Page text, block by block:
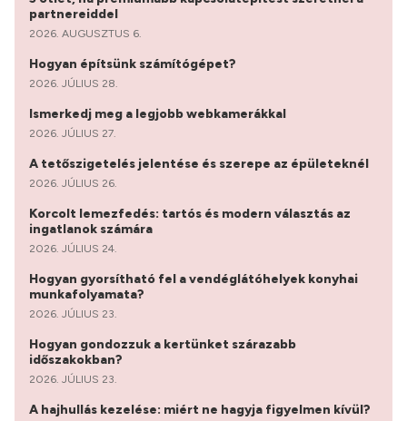
partnereiddel
2026. AUGUSZTUS 6.
Hogyan építsünk számítógépet?
2026. JÚLIUS 28.
Ismerkedj meg a legjobb webkamerákkal
2026. JÚLIUS 27.
A tetőszigetelés jelentése és szerepe az épületeknél
2026. JÚLIUS 26.
Korcolt lemezfedés: tartós és modern választás az
ingatlanok számára
2026. JÚLIUS 24.
Hogyan gyorsítható fel a vendéglátóhelyek konyhai
munkafolyamata?
2026. JÚLIUS 23.
Hogyan gondozzuk a kertünket szárazabb
időszakokban?
2026. JÚLIUS 23.
A hajhullás kezelése: miért ne hagyja figyelmen kívül?